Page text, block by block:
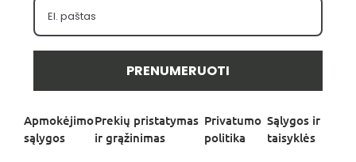
PRENUMERUOTI
Apmokėjimo
sąlygos
Prekių pristatymas
ir grąžinimas
Privatumo
politika
Sąlygos ir
taisyklės